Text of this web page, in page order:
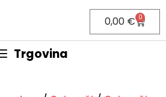
0,00 € 0
Trgovina